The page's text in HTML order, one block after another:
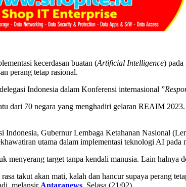
kecerdasan buatan (Artificial Intelligence) pada
perang tetap rasional.
Indonesia dalam Konferensi internasional ”
dari 70 negara yang menghadiri gelaran REAIM
Indonesia, Gubernur Lembaga Ketahanan Nasional
utama dalam implementasi teknologi AI pada
menyerang target tanpa kendali manusia. Lain halnya
takut akan mati, kalah dan hancur supaya perang
melansir Antaranews, Selasa (21/02).